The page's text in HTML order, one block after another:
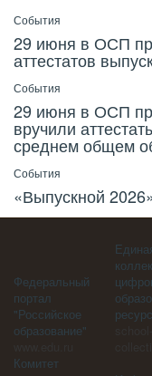
События
29 июня в ОСП
аттестатов
События
29 июня в ОСП
вручили
среднем общем
События
«Выпускной 2026»
Федеральный
портал
"Российское
образование"
Комитет